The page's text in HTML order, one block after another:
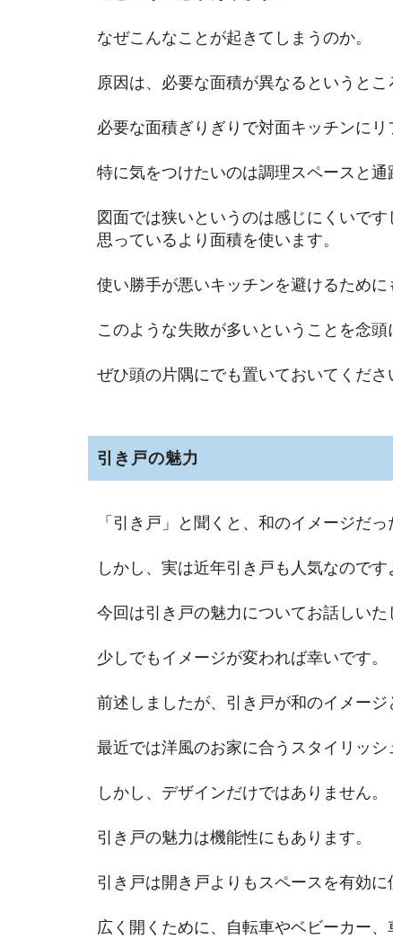
なぜこんなことが起きてしまうのか。
原因は、必要な面積が異なるというとこ
必要な面積ぎりぎりで対面キッチンに
特に気をつけたいのは調理スペースと通
図面では狭いというのは感じにくいで
思っているより面積を使います。
使い勝手が悪いキッチンを避けるため
このような失敗が多いということを念
ぜひ頭の片隅にでも置いておいてくださ
引き戸の魅力
「引き戸」と聞くと、和のイメージだ
しかし、実は近年引き戸も人気なのです
今回は引き戸の魅力についてお話しいた
少しでもイメージが変われば幸いです。
前述しましたが、引き戸が和のイメージ
最近では洋風のお家に合うスタイリッシ
しかし、デザインだけではありません。
引き戸の魅力は機能性にもあります。
引き戸は開き戸よりもスペースを有効に
広く開くために、自転車やベビーカー